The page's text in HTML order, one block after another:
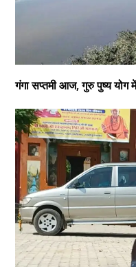
गंगा सप्तमी आज, गुरु पुष्य